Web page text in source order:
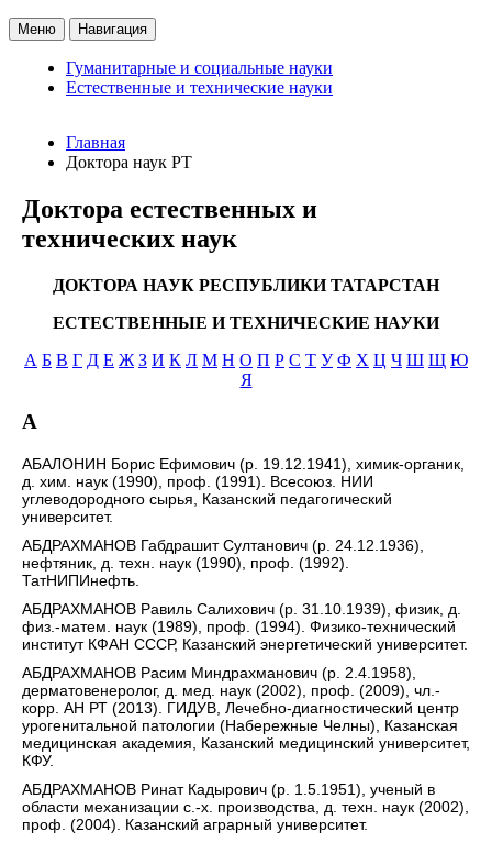
Меню Навигация
Гуманитарные и социальные науки
Естественные и технические науки
Главная
Доктора наук РТ
Доктора естественных и
технических наук
ДОКТОРА НАУК РЕСПУБЛИКИ ТАТАРСТАН
ЕСТЕСТВЕННЫЕ И ТЕХНИЧЕСКИЕ НАУКИ
А Б В Г Д Е Ж З И К Л М Н О П Р С Т У Ф Х Ц Ч Ш Щ Ю
Я
А
АБАЛОНИН Борис Ефимович (р. 19.12.1941), химик-органик,
д. хим. наук (1990), проф. (1991). Всесоюз. НИИ
углеводородного сырья, Казанский педагогический
университет.
АБДРАХМАНОВ Габдрашит Султанович (р. 24.12.1936),
нефтяник, д. техн. наук (1990), проф. (1992).
ТатНИПИнефть.
АБДРАХМАНОВ Равиль Салихович (р. 31.10.1939), физик, д.
физ.-матем. наук (1989), проф. (1994). Физико-технический
институт КФАН СССР, Казанский энергетический университет.
АБДРАХМАНОВ Расим Миндрахманович (р. 2.4.1958),
дерматовенеролог, д. мед. наук (2002), проф. (2009), чл.-
корр. АН РТ (2013). ГИДУВ, Лечебно-диагностический центр
урогенитальной патологии (Набережные Челны), Казанская
медицинская академия, Казанский медицинский университет,
КФУ.
АБДРАХМАНОВ Ринат Кадырович (р. 1.5.1951), ученый в
области механизации с.-х. производства, д. техн. наук (2002),
проф. (2004). Казанский аграрный университет.